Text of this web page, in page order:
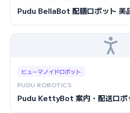
Pudu BellaBot 配膳ロボット 美
ヒューマノイドロボット
PUDU ROBOTICS
Pudu KettyBot 案内・配送ロボ